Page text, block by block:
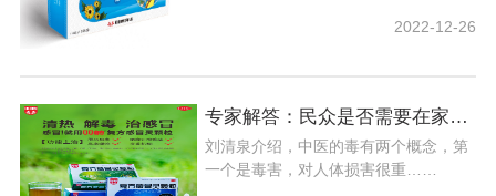
2022-12-26
专家解答：民众是否需要在家中备有抗病毒药物？
刘清泉介绍，中医的毒有两个概念，第
一个是毒害，对人体损害很重……